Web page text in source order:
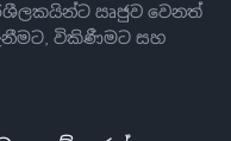
ඍජුව වෙනත්
විකිණීමට සහ